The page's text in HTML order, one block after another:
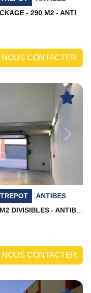
NOUS CONTACTER
Next
ANTIBES
NOUS CONTACTER